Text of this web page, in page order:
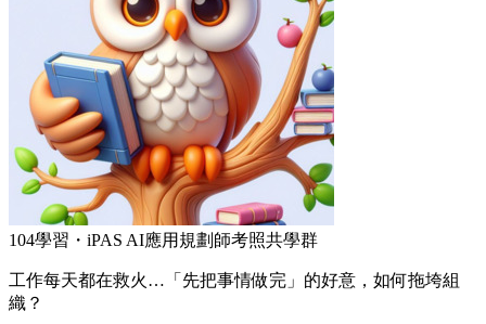
104學習・iPAS AI應用規劃師考照共學群
工作每天都在救火…「先把事情做完」的好意，如何拖垮組
織？